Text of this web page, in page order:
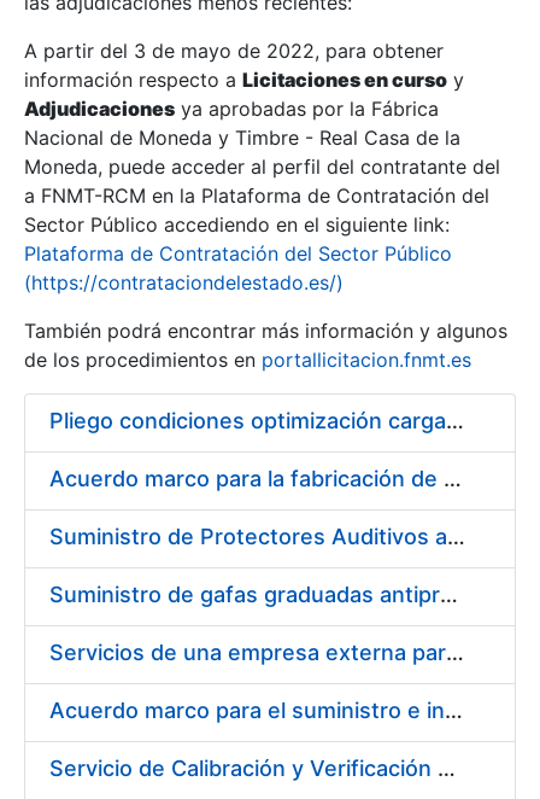
Mostrar/Ocultar
A partir del 3 de mayo de 2022, para obtener
información respecto a Licitaciones en curso y
Adjudicaciones ya aprobadas por la Fábrica
Nacional de Moneda y Timbre - Real Casa de la
Moneda, puede acceder al perfil del contratante del
a FNMT-RCM en la Plataforma de Contratación del
Sector Público accediendo en el siguiente link:
Plataforma de Contratación del Sector Público
(https://contrataciondelestado.es/)
También podrá encontrar más información y algunos
de los procedimientos en portallicitacion.fnmt.es
Pliego condiciones optimización cargas compras firmado
Acuerdo marco para la fabricación de piezas
Suministro de Protectores Auditivos a medida para las personas trabajadoras de los Centros de Trabajo de Madrid y Burgos
Suministro de gafas graduadas antiproyecciones para los trabajadores de la FNMT-RCM en los centros de trabajo de Madrid y Burgos
Servicios de una empresa externa para el asesoramiento y resolución de los recursos de alzada que se presentan relacionados con procesos de selección para la FNMT-RCM
Acuerdo marco para el suministro e instalación de persianas, estores y otros complementos
Servicio de Calibración y Verificación Externa de los Equipos de Medición del Servicio de Prevención de la FNMT-RCM